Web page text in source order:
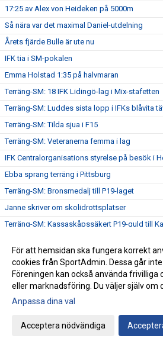
17:25 av Alex von Heideken på 5000m
Så nära var det maximal Daniel-utdelning
Årets fjärde Bulle är ute nu
IFK tia i SM-pokalen
Emma Holstad 1:35 på halvmaran
Terräng-SM: 18 IFK Lidingö-lag i Mix-stafetten
Terräng-SM: Luddes sista lopp i IFKs blåvita
Terräng-SM: Tilda sjua i F15
Terräng-SM: Veteranerna femma i lag
IFK Centralorganisations styrelse på besök i
Ebba sprang terräng i Pittsburg
Terräng-SM: Bronsmedalj till P19-laget
Janne skriver om skolidrottsplatser
Terräng-SM: Kassaskåpssäkert P19-guld till
Terräng-SM: Veteran-silver till Kenneth Gysing
Vilka fantastiska funktionärer vi har!
Terräng-SM: Dubbelt i lagtävlingen i P17
Stark trio juniorlöpare från IFK i Nordiska
Terräng-SM: Samuels första USM-guld
För att hemsidan ska fungera korrekt
cookies från SportAdmin. Dessa går
Föreningen kan också använda frivilliga
eller marknadsföring. Du väljer själv om
Anpassa dina val
Acceptera nödvändiga